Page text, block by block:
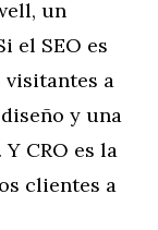
un
el SEO es
a
y una
CRO es la
clientes a